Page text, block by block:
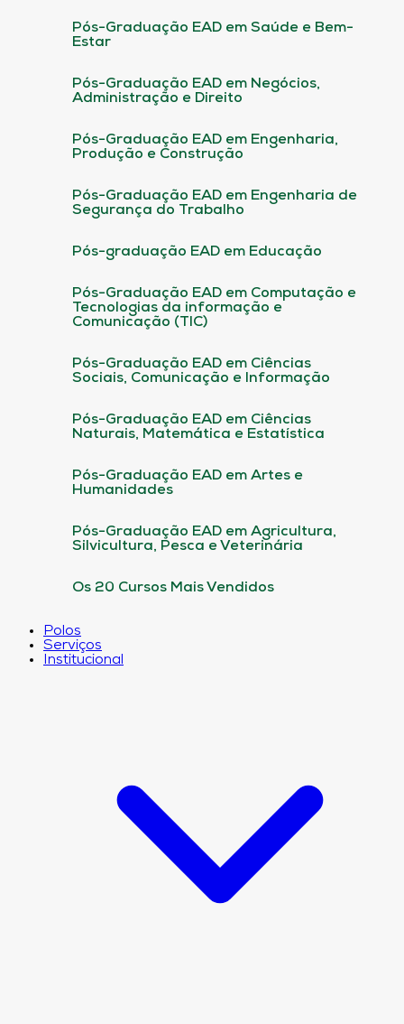
Pós-Graduação EAD em Saúde e Bem-
Estar
Pós-Graduação EAD em Negócios,
Administração e Direito
Pós-Graduação EAD em Engenharia,
Produção e Construção
Pós-Graduação EAD em Engenharia de
Segurança do Trabalho
Pós-graduação EAD em Educação
Pós-Graduação EAD em Computação e
Tecnologias da informação e
Comunicação (TIC)
Pós-Graduação EAD em Ciências
Sociais, Comunicação e Informação
Pós-Graduação EAD em Ciências
Naturais, Matemática e Estatística
Pós-Graduação EAD em Artes e
Humanidades
Pós-Graduação EAD em Agricultura,
Silvicultura, Pesca e Veterinária
Os 20 Cursos Mais Vendidos
Polos
Serviços
Institucional